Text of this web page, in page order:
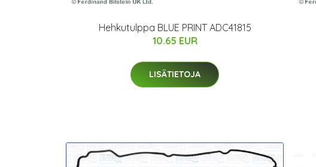
Hehkutulppa BLUE PRINT ADC41815
10.65 EUR
LISÄTIETOJA